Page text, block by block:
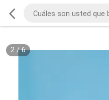
2/6